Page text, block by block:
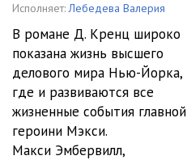
0008
0009
0010
0011
Исполняет: Лебедева Валерия
В романе Д. Кренц широко
показана жизнь высшего
делового мира Нью-Йорка,
где и развиваются все
жизненные события главной
героини Мэкси.
Макси Эмбервилл,